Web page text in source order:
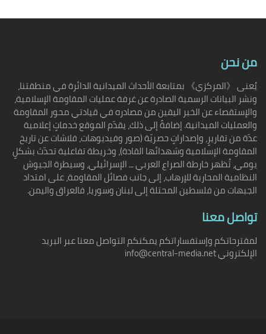
من نحن
يُعنى 《المركزي》 بمتابعة الأحداث الميدانية الدائرة في منطقتنا،
ونشر البيانات الرسمية الصادرة عن غرفة عمليات المقاومة الإسلامية،
والإستقصاء عن الخبر اليقين من مصادره في قيادتي محور المقاومة
والعمليات الميدانية. إضافةً إلى ذلك، يقدّم الموقع خدماتٍ إعلامية
عدّة من تقاريرٍ، وإصداراتٍ حصريّة (صور وفيديوهات، فلاشات عن تاريخ
المقاومة الإسلامية وشهدائها القادة)، وخريطة تفاعلية تحدّث بشكلٍ
يومي، تُظهر خارطة الصراع العربي ــ الإسرائيلي، وسيطرة الجيوش
النظامية المحاربة للإرهاب، إلى جانب فصائل المقاومة، على امتداد
الجبهات من فلسطين المحتلة إلى لبنان وسوريا، فالعراق واليمن.
تواصل معنا
لمقترحاتكم وإستفساراتكم يمكنكم التواصل معنا عبر البريد
الإلكتروني info@central-media.net